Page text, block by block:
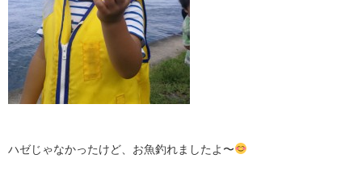
ハゼじゃなかったけど、お魚釣れましたよ〜